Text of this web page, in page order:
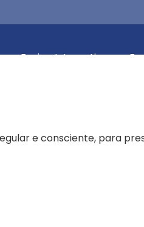
Equipa Integrativa
e consciente, para